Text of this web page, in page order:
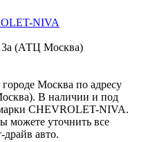
NIVA
3а (АТЦ Москва)
Москва по адресу
В наличии и под
CHEVROLET-NIVA.
можете уточнить все
драйв авто.